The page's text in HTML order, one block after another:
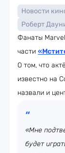
Новости
Роберт
Фанаты
части
О том, что
известно на
назвали и
«Мне
будет